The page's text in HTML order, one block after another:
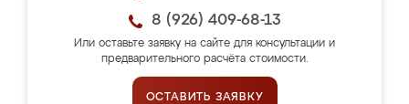
8 (926) 409-68-13
Или оставьте заявку на сайте для консультации и
предварительного расчёта стоимости.
ОСТАВИТЬ ЗАЯВКУ